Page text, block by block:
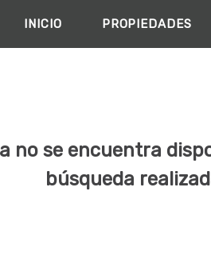
INICIO PROPIEDADES
no se encuentra
búsqueda